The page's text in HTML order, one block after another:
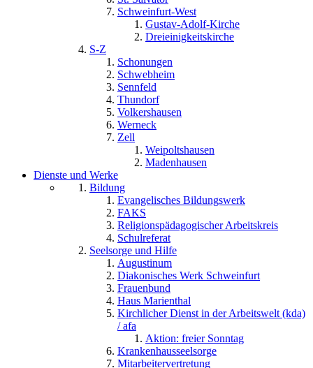
Schweinfurt-West
Gustav-Adolf-Kirche
Dreieinigkeitskirche
S-Z
Schonungen
Schwebheim
Sennfeld
Thundorf
Volkershausen
Werneck
Zell
Weipoltshausen
Madenhausen
Dienste und Werke
Bildung
Evangelisches Bildungswerk
FAKS
Religionspädagogischer Arbeitskreis
Schulreferat
Seelsorge und Hilfe
Augustinum
Diakonisches Werk Schweinfurt
Frauenbund
Haus Marienthal
Kirchlicher Dienst in der Arbeitswelt (kda)
/ afa
Aktion: freier Sonntag
Krankenhausseelsorge
Mitarbeitervertretung